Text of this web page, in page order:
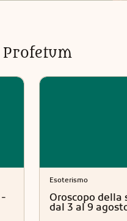
Esoterismo
Oroscopo
dal 3 al 9